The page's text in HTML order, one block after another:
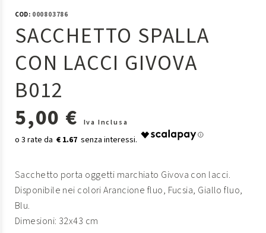
COD:000803786
SACCHETTO SPALLA
CON LACCI GIVOVA
B012
5,00 €
Iva Inclusa
€ 1.67
Sacchetto porta oggetti marchiato Givova con lacci.
Disponibile nei colori Arancione fluo, Fucsia, Giallo fluo,
Blu.
Dimesioni: 32x43 cm